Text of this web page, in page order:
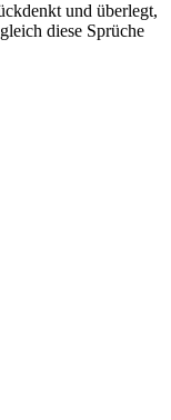
und überlegt,
diese Sprüche